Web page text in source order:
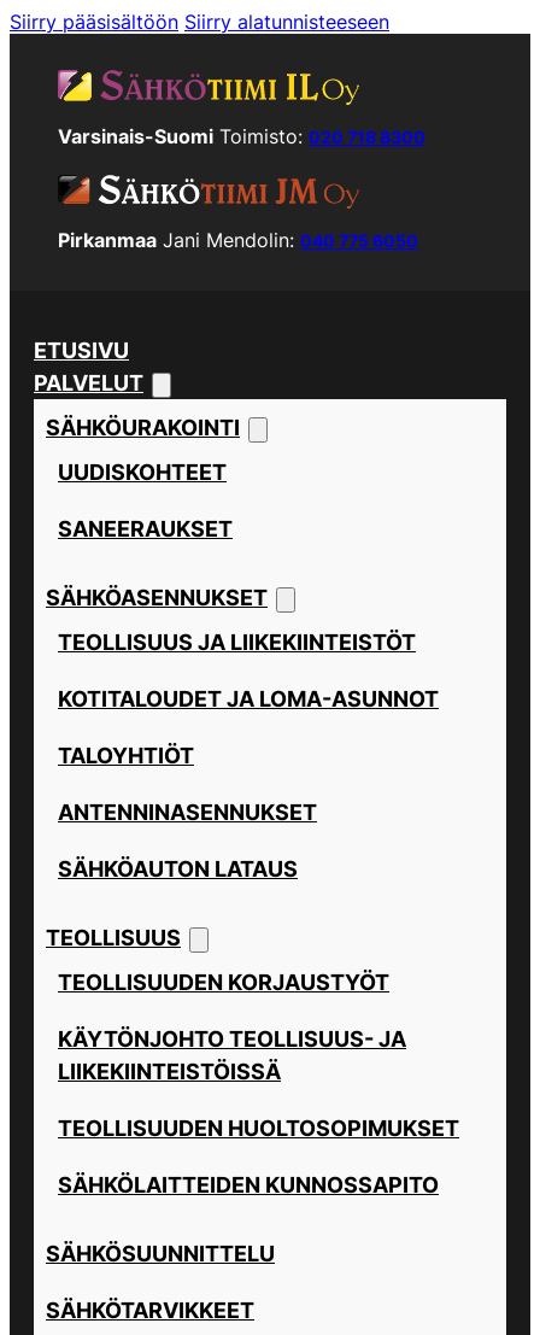
Siirry pääsisältöön Siirry alatunnisteeseen
Varsinais-Suomi Toimisto: 020 718 8300
Pirkanmaa Jani Mendolin: 040 775 6050
ETUSIVU
PALVELUT
SÄHKÖURAKOINTI
UUDISKOHTEET
SANEERAUKSET
SÄHKÖASENNUKSET
TEOLLISUUS JA LIIKEKIINTEISTÖT
KOTITALOUDET JA LOMA-ASUNNOT
TALOYHTIÖT
ANTENNINASENNUKSET
SÄHKÖAUTON LATAUS
TEOLLISUUS
TEOLLISUUDEN KORJAUSTYÖT
KÄYTÖNJOHTO TEOLLISUUS- JA
LIIKEKIINTEISTÖISSÄ
TEOLLISUUDEN HUOLTOSOPIMUKSET
SÄHKÖLAITTEIDEN KUNNOSSAPITO
SÄHKÖSUUNNITTELU
SÄHKÖTARVIKKEET